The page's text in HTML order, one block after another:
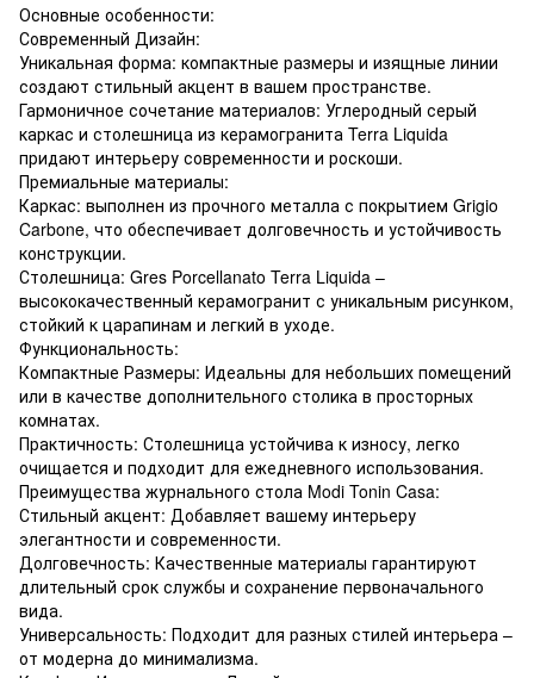
Основные особенности:
Современный Дизайн:
Уникальная форма: компактные размеры и изящные линии
создают стильный акцент в вашем пространстве.
Гармоничное сочетание материалов: Углеродный серый
каркас и столешница из керамогранита Terra Liquida
придают интерьеру современности и роскоши.
Премиальные материалы:
Каркас: выполнен из прочного металла с покрытием Grigio
Carbone, что обеспечивает долговечность и устойчивость
конструкции.
Столешница: Gres Porcellanato Terra Liquida –
высококачественный керамогранит с уникальным рисунком,
стойкий к царапинам и легкий в уходе.
Функциональность:
Компактные Размеры: Идеальны для небольших помещений
или в качестве дополнительного столика в просторных
комнатах.
Практичность: Столешница устойчива к износу, легко
очищается и подходит для ежедневного использования.
Преимущества журнального стола Modi Tonin Casa:
Стильный акцент: Добавляет вашему интерьеру
элегантности и современности.
Долговечность: Качественные материалы гарантируют
длительный срок службы и сохранение первоначального
вида.
Универсальность: Подходит для разных стилей интерьера –
от модерна до минимализма.